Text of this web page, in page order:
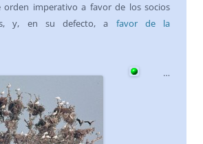
orden imperativo a favor de los socios
y, en su defecto, a favor de la
…